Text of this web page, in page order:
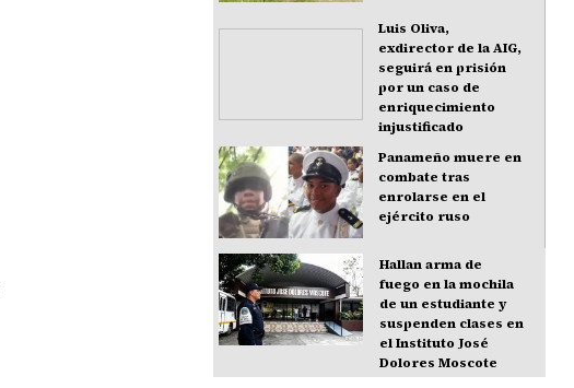
Luis Oliva,
exdirector de la AIG,
seguirá en prisión
por un caso de
enriquecimiento
injustificado
Panameño muere en
combate tras
enrolarse en el
ejército ruso
Hallan arma de
fuego en la mochila
de un estudiante y
suspenden clases en
el Instituto José
Dolores Moscote